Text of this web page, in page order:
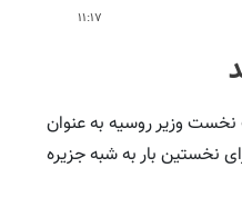
۱۱:۱۷
وزیر روسیه به عنوان
نخستین بار به شبه جزیره